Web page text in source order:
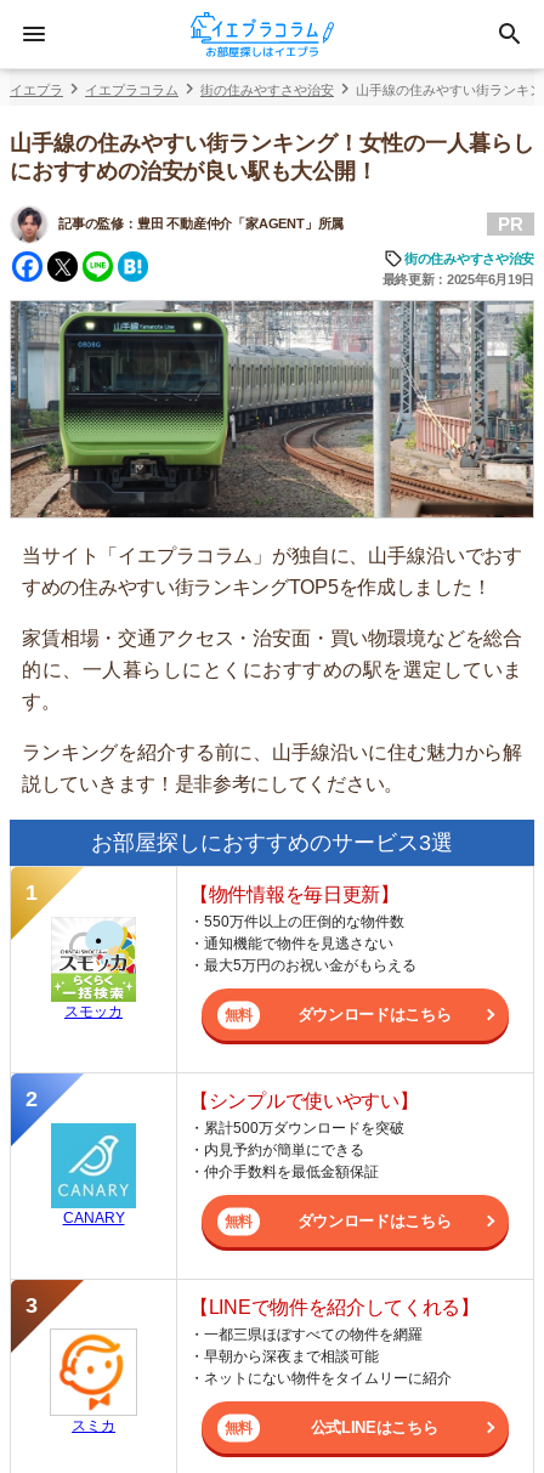
イエプラ イエプラコラム 街の住みやすさや治安 山手線の住みやすい街ランキ
山手線の住みやすい街ランキング！女性の一人暮らし
におすすめの治安が良い駅も大公開！
記事の監修： 豊田 不動産仲介「家AGENT」所属
Facebook
Twitter
Line
PR
街の住みやすさや治安
最終更新：2025年6月19日
当サイト「イエプラコラム」が独自に、山手線沿いでおす
すめの住みやすい街ランキングTOP5を作成しました！
家賃相場・交通アクセス・治安面・買い物環境などを総合
的に、一人暮らしにとくにおすすめの駅を選定していま
す。
ランキングを紹介する前に、山手線沿いに住む魅力から解
説していきます！是非参考にしてください。
お部屋探しにおすすめのサービス3選
スモッカ
【物件情報を毎日更新】
・550万件以上の圧倒的な物件数
・通知機能で物件を見逃さない
・最大5万円のお祝い金がもらえる
ダウンロードはこちら
CANARY
【シンプルで使いやすい】
・累計500万ダウンロードを突破
・内見予約が簡単にできる
・仲介手数料を最低金額保証
ダウンロードはこちら
スミカ
【LINEで物件を紹介してくれる】
・一都三県ほぼすべての物件を網羅
・早朝から深夜まで相談可能
・ネットにない物件をタイムリーに紹介
公式LINEはこちら